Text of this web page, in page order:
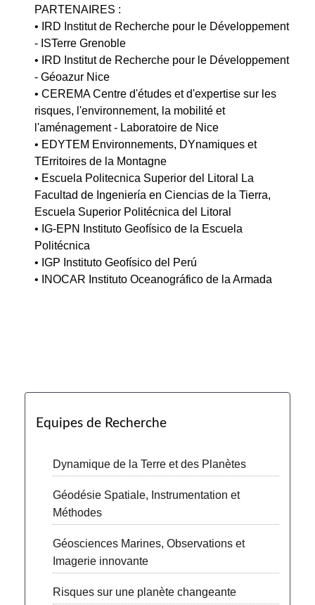
PARTENAIRES :
• IRD Institut de Recherche pour le Développement
- ISTerre Grenoble
• IRD Institut de Recherche pour le Développement
- Géoazur Nice
• CEREMA Centre d'études et d'expertise sur les
risques, l'environnement, la mobilité et
l'aménagement - Laboratoire de Nice
• EDYTEM Environnements, DYnamiques et
TErritoires de la Montagne
• Escuela Politecnica Superior del Litoral La
Facultad de Ingeniería en Ciencias de la Tierra,
Escuela Superior Politécnica del Litoral
• IG-EPN Instituto Geofísico de la Escuela
Politécnica
• IGP Instituto Geofísico del Perú
• INOCAR Instituto Oceanográfico de la Armada
Equipes de Recherche
Dynamique de la Terre et des Planètes
Géodésie Spatiale, Instrumentation et
Méthodes
Géosciences Marines, Observations et
Imagerie innovante
Risques sur une planète changeante